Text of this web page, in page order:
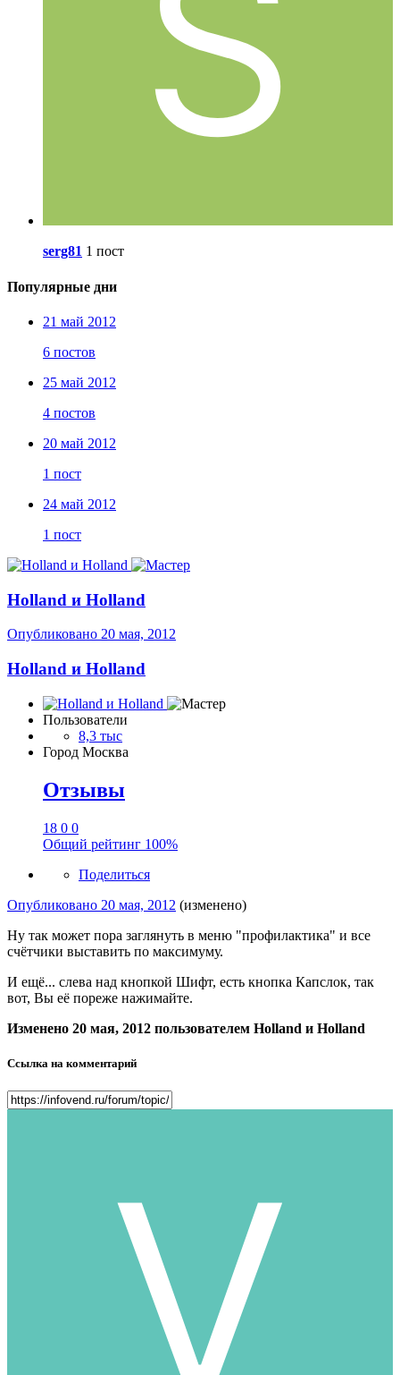
serg81 1 пост
Популярные дни
21 май 2012
6 постов
25 май 2012
4 постов
20 май 2012
1 пост
24 май 2012
1 пост
Holland и Holland
Опубликовано 20 мая, 2012
Holland и Holland
Пользователи
8,3 тыс
Город Москва
Отзывы
18 0 0
Общий рейтинг 100%
Поделиться
Опубликовано 20 мая, 2012 (изменено)
Ну так может пора заглянуть в меню "профилактика" и все
счётчики выставить по максимуму.
И ещё... слева над кнопкой Шифт, есть кнопка Капслок, так
вот, Вы её пореже нажимайте.
Изменено 20 мая, 2012 пользователем Holland и Holland
Ссылка на комментарий